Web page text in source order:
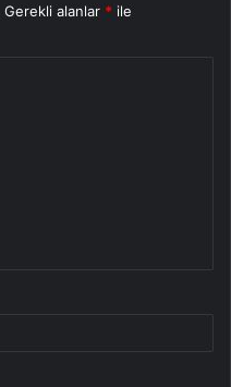
Gerekli alanlar * ile